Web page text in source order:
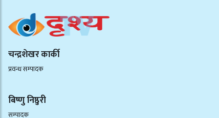
चन्द्रशेखर कार्की
प्रवन्ध सम्पादक
बिष्णु निष्ठुरी
सम्पादक